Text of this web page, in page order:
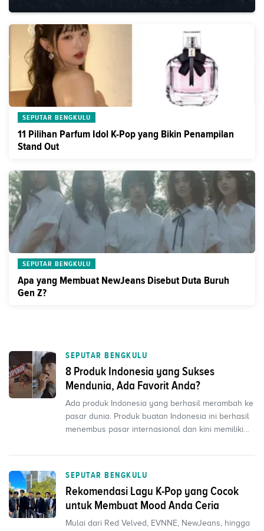
SEPUTAR BENGKULU
11 Pilihan Parfum Idol K-Pop yang Bikin Penampilan
Stand Out
SEPUTAR BENGKULU
Apa yang Membuat NewJeans Disebut Duta Buruh
Gen Z?
SEPUTAR BENGKULU
8 Produk Indonesia yang Sukses
Mendunia, Ada Favorit Anda?
Ada produk Indonesia yang berhasil merambah ke
pasar dunia. Produk buatan Indonesia ini berhasil
menembus pasar internasional dan kini memiliki
SEPUTAR BENGKULU
Rekomendasi Lagu K-Pop yang Cocok
untuk Membuat Mood Anda Ceria
Mulai dari Red Velved, EVNNE, NewJeans, hingga